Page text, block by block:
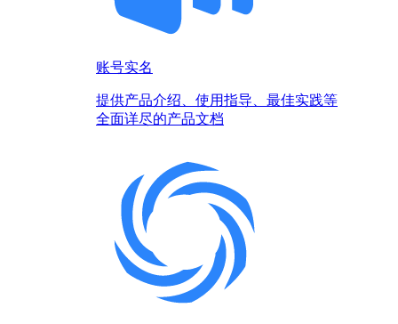
账号实名
提供产品介绍、使用指导、最佳实践等
全面详尽的产品文档